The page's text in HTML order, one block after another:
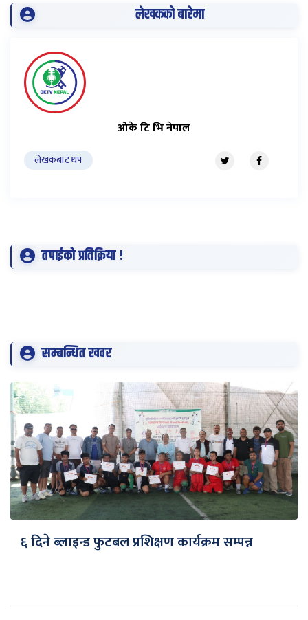
लेखकको बारेमा
ओके टि भि नेपाल
लेखकबाट थप
तपाईको प्रतिक्रिया !
सम्बन्धित खवर
६ दिने ब्लाइन्ड फुटबल प्रशिक्षण कार्यक्रम सम्पन्न